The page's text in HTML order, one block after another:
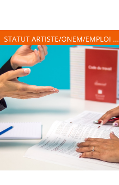
STATUT ARTISTE, ONEM, EMPLOI, …
STATUT ARTISTE/ONEM/EMPLOI ...